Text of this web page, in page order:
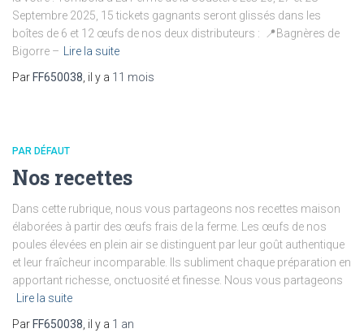
Septembre 2025, 15 tickets gagnants seront glissés dans les
boîtes de 6 et 12 œufs de nos deux distributeurs : 📍Bagnères de
Bigorre –
Lire la suite
Par FF650038 , il y a 11 mois
PAR DÉFAUT
Nos recettes
Dans cette rubrique, nous vous partageons nos recettes maison
élaborées à partir des œufs frais de la ferme. Les œufs de nos
poules élevées en plein air se distinguent par leur goût authentique
et leur fraîcheur incomparable. Ils subliment chaque préparation en
apportant richesse, onctuosité et finesse. Nous vous partageons
Lire la suite
Par FF650038 , il y a 1 an